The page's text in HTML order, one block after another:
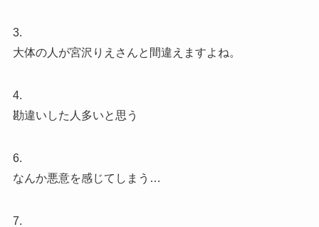
3.
大体の人が宮沢りえさんと間違えますよね。
4.
勘違いした人多いと思う
6.
なんか悪意を感じてしまう…
7.